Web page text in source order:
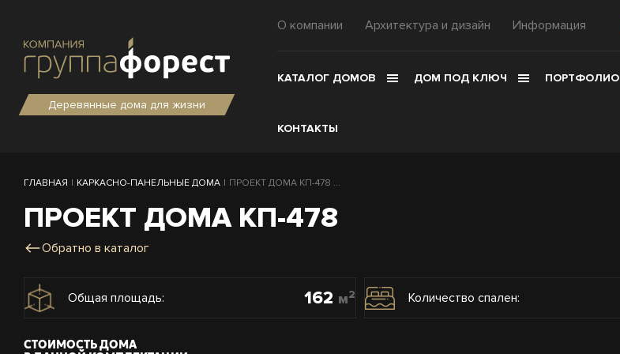
Деревянные дома для жизни
О компании Архитектура и дизайн Информация
КАТАЛОГ ДОМОВ ДОМ ПОД КЛЮЧ ПОРТФОЛИО
КОНТАКТЫ
ГЛАВНАЯ | КАРКАСНО-ПАНЕЛЬНЫЕ ДОМА | ПРОЕКТ ДОМА КП-478 ...
ПРОЕКТ ДОМА КП-478
Обратно в каталог
Общая площадь: 162 м2 Количество спален:
СТОИМОСТЬ ДОМА